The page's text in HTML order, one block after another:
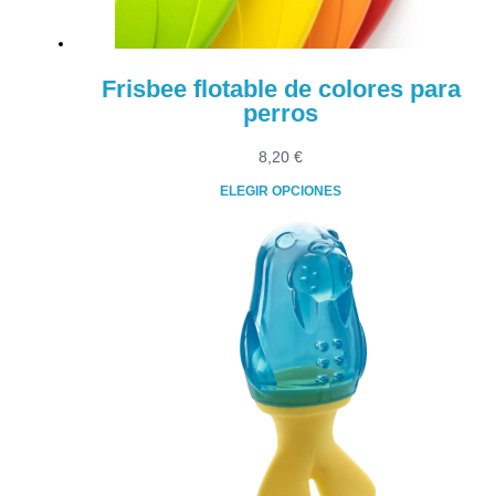
Frisbee flotable de colores para
perros
8,20 €
ELEGIR OPCIONES
Este
producto
tiene
múltiples
variantes.
opciones
se
pueden